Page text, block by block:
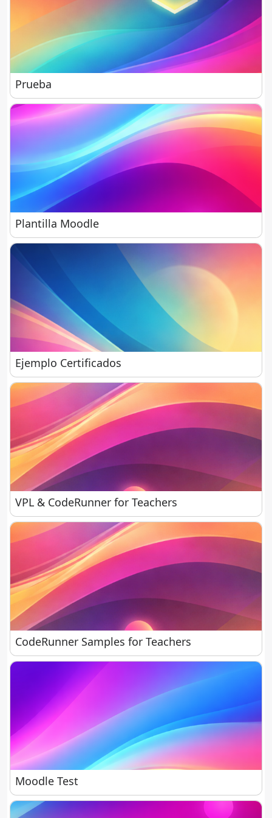
Prueba
Prueba
Plantilla Moodle
Plantilla Moodle
Ejemplo Certificados
Ejemplo Certificados
VPL & CodeRunner for Teachers
VPL & CodeRunner for Teachers
CodeRunner Samples for Teachers
CodeRunner Samples for Teachers
Moodle Test
Moodle Test